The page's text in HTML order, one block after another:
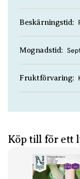
Beskärningstid:
Mognadstid:
Fruktförvaring:
Köp till för ett